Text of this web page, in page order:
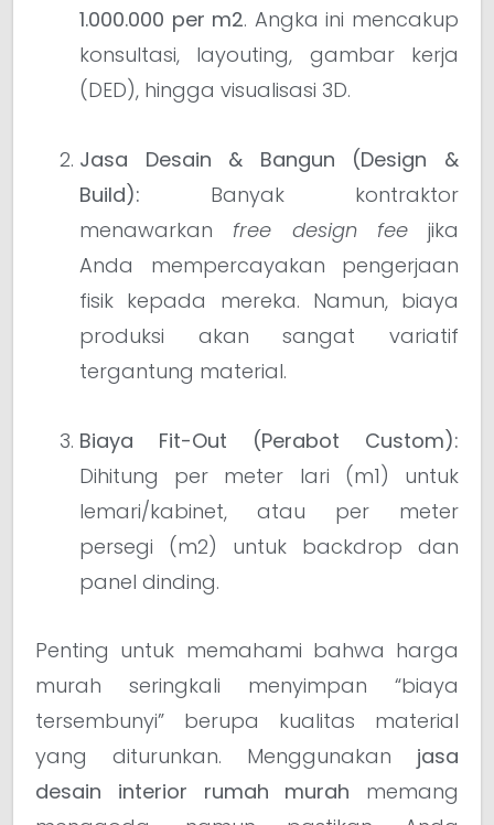
1.000.000 per m2. Angka ini mencakup
konsultasi, layouting, gambar kerja
(DED), hingga visualisasi 3D.
Jasa Desain & Bangun (Design &
Build): Banyak kontraktor
menawarkan free design feejika
Anda mempercayakan pengerjaan
fisik kepada mereka. Namun, biaya
produksi akan sangat variatif
tergantung material.
Biaya Fit-Out (Perabot Custom):
Dihitung per meter lari (m1) untuk
lemari/kabinet, atau per meter
persegi (m2) untuk backdrop dan
panel dinding.
Penting untuk memahami bahwa harga
murah seringkali menyimpan “biaya
tersembunyi” berupa kualitas material
yang diturunkan. Menggunakan jasa
desain interior rumah murah memang